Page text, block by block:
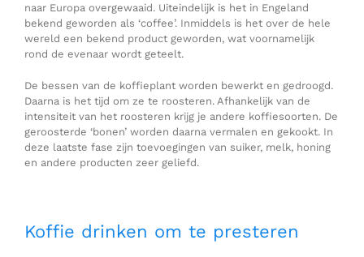
naar Europa overgewaaid. Uiteindelijk is het in Engeland
bekend geworden als ‘coffee’. Inmiddels is het over de hele
wereld een bekend product geworden, wat voornamelijk
rond de evenaar wordt geteelt.
De bessen van de koffieplant worden bewerkt en gedroogd.
Daarna is het tijd om ze te roosteren. Afhankelijk van de
intensiteit van het roosteren krijg je andere koffiesoorten. De
geroosterde ‘bonen’ worden daarna vermalen en gekookt. In
deze laatste fase zijn toevoegingen van suiker, melk, honing
en andere producten zeer geliefd.
Koffie drinken om te presteren